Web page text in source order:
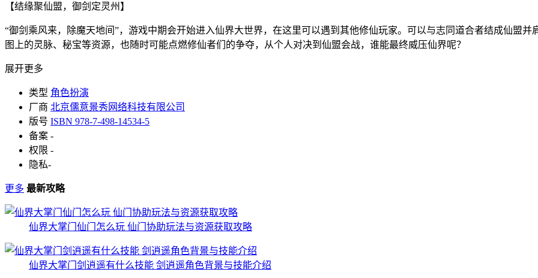
【结缘聚仙盟，御剑定灵州】
“御剑乘风来，除魔天地间”，游戏中期会开始进入仙界大世界，在这里可以遇到其他修仙玩家。可以与志同道合者结成仙盟
图上的灵脉、秘宝等资源，也随时可能点燃修仙者们的争夺，从个人对决到仙盟会战，谁能最终威压仙界呢？
展开更多
类型 角色扮演
厂商 北京儒意景秀网络科技有限公司
版号 ISBN 978-7-498-14534-5
备案 -
权限 -
隐私-
更多 最新攻略
仙界大掌门仙门怎么玩 仙门协助玩法与资源获取攻略
仙界大掌门剑逍遥有什么技能 剑逍遥角色背景与技能介绍